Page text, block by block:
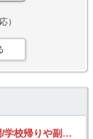
）
【深夜】23時～翌4時/週3日～/短時間/学校帰りや副業にもオススメ/簡単仕分け